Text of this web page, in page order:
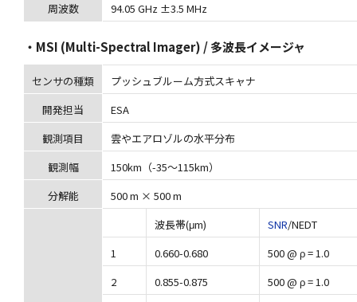
周波数
94.05 GHz ±3.5 MHz
・MSI (Multi-Spectral Imager) / 多波長イメージャ
センサの種類
プッシュブルーム方式スキャナ
開発担当
ESA
観測項目
雲やエアロゾルの水平分布
観測幅
150km（-35～115km）
分解能
500 m × 500 m
波長帯(μm) SNR/NEDT
1
0.660-0.680
500 @ ρ = 1.0
2
0.855-0.875
500 @ ρ = 1.0